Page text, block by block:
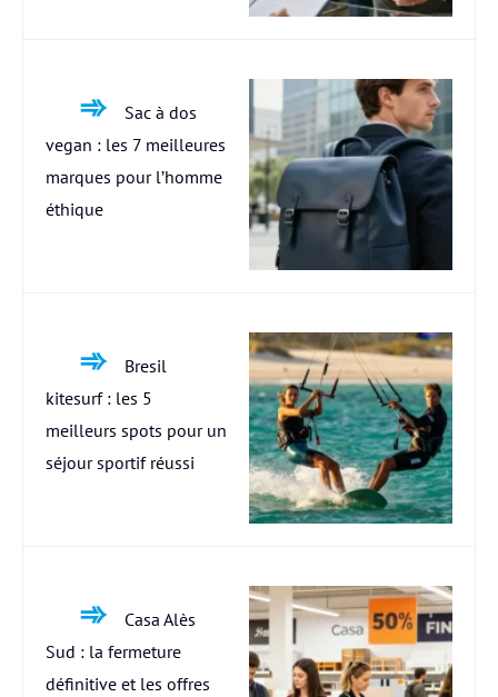
Sac à dos
vegan : les 7 meilleures
marques pour l’homme
éthique
Bresil
kitesurf : les 5
meilleurs spots pour un
séjour sportif réussi
Casa Alès
Sud : la fermeture
définitive et les offres